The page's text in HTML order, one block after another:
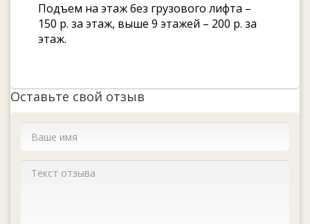
Подъем на этаж без грузового лифта –
150 р. за этаж, выше 9 этажей – 200 р. за
этаж.
Оставьте свой отзыв